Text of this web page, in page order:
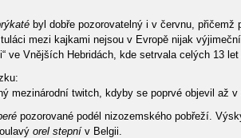
byl dobře pozorovatelný i v červnu,
mezi kajkami nejsou v Evropě nijak
ve Vnějších Hebridách, kde setrvala celých 13
mezinárodní twitch, kdyby se poprvé objevil až
pozorované podél nizozemského pobřeží.
orel stepnív Belgii.